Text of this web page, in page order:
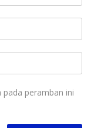
peramban ini